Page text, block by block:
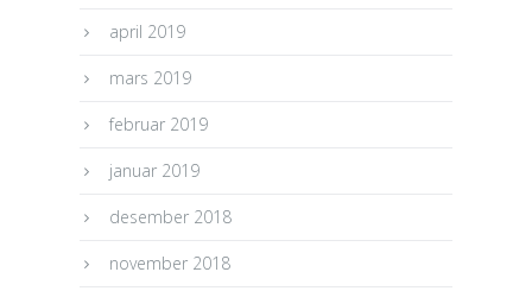
april 2019
mars 2019
februar 2019
januar 2019
desember 2018
november 2018